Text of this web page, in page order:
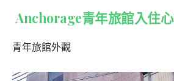
Anchorage青年旅館入住
青年旅館外觀